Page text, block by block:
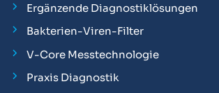
Ergänzende Diagnostiklösungen
Bakterien-Viren-Filter
V-Core Messtechnologie
Praxis Diagnostik